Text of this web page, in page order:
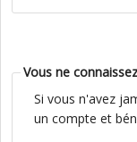
Vous ne
Si vous n'avez
un compte et